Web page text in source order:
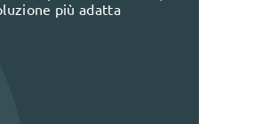
più adatta